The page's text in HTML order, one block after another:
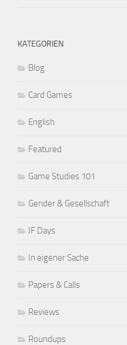
KATEGORIEN
Blog
Card Games
English
Featured
Game Studies 101
Gender & Gesellschaft
IF Days
In eigener Sache
Papers & Calls
Reviews
Roundups